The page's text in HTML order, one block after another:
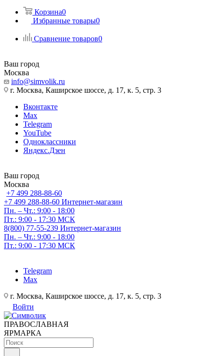
Корзина0
Избранные товары0
Сравнение товаров0
Ваш город
Москва
info@simvolik.ru
г. Москва, Каширское шоссе, д. 17, к. 5, стр. 3
Вконтакте
Max
Telegram
YouTube
Одноклассники
Яндекс.Дзен
Ваш город
Москва
+7 499 288-88-60
+7 499 288-88-60 Интернет-магазин
Пн. – Чт.: 9:00 - 18:00
Пт.: 9:00 - 17:30 МСК
8(800) 77-55-239 Интернет-магазин
Пн. – Чт.: 9:00 - 18:00
Пт.: 9:00 - 17:30 МСК
Telegram
Max
г. Москва, Каширское шоссе, д. 17, к. 5, стр. 3
Войти
ПРАВОСЛАВНАЯ
ЯРМАРКА